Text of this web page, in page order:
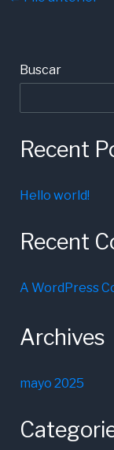
Buscar
Recent
Hello world!
Recent
A WordPress
Archives
mayo 2025